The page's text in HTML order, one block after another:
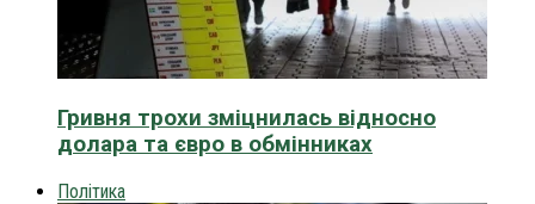
Гривня трохи зміцнилась відносно
долара та євро в обмінниках
Політика